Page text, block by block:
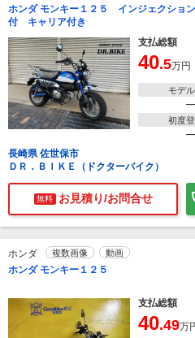
ホンダ モンキー１２５ インジェクショ
付 キャリア付き
支払総額
40.5万円
モデ
―
初度
―
長崎県 佐世保市
ＤＲ．ＢＩＫＥ（ドクターバイク）
無料 お見積り/お問合せ
ホンダ 複数画像 動画
ホンダ モンキー１２５
支払総額
40.49万